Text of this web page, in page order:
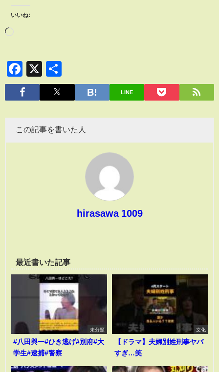
いいね:
Facebook
X
有
LINE
この記事を書いた人
hirasawa 1009
最近書いた記事
未分類
#八田與一#ひき逃げ#別府#大
学生#逮捕#警察
文化
【ドラマ】夫婦別姓刑事ヤバ
すぎ…笑